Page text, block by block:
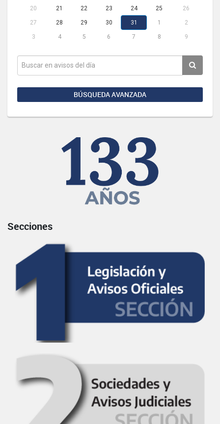
20
21 22 23 24 25 26
27 28 29 30 31 1 2
3 4 5 6 7 8 9
BÚSQUEDA AVANZADA
Secciones